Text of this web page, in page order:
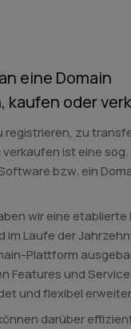
eine Domain
kaufen oder
registrieren, zu
ist eine
bzw. ein
wir eine etablierte
im Laufe der
Plattform
Features und
und flexibel
darüber